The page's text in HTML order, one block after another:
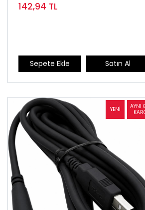
142,94 TL
Sepete Ekle Satın Al